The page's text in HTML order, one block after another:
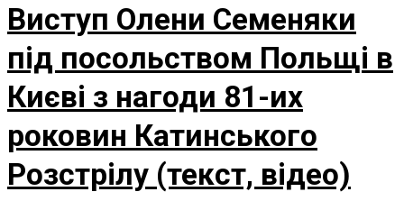
Виступ Олени Семеняки
під посольством Польщі в
Києві з нагоди 81-их
роковин Катинського
Розстрілу (текст, відео)